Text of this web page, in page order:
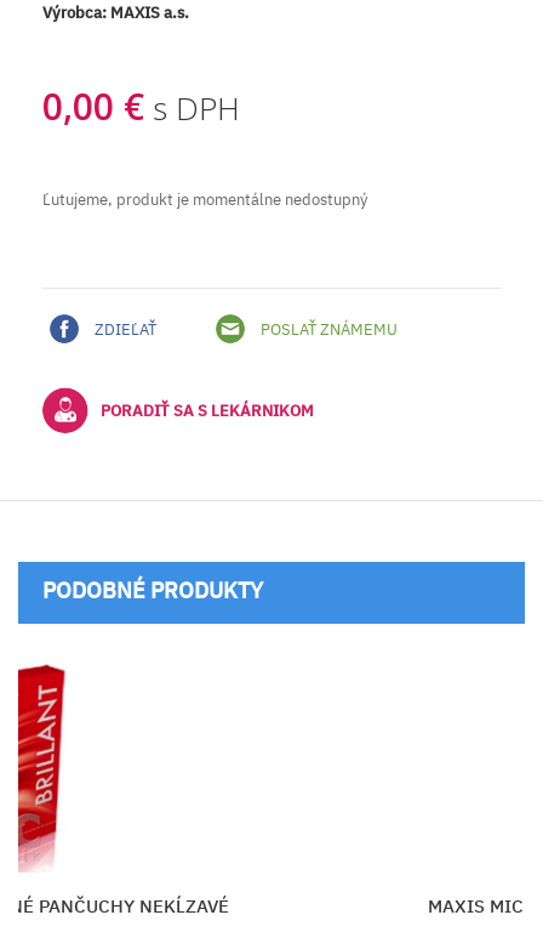
Výrobca: MAXIS a.s.
0,00 € s DPH
Ľutujeme, produkt je momentálne nedostupný
ZDIEĽAŤ POSLAŤ ZNÁMEMU
PORADIŤ SA S LEKÁRNIKOM
PODOBNÉ PRODUKTY
STEHENNÉ PANČUCHY NEKĹZAVÉ